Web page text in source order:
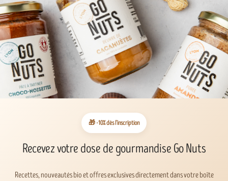
🎁 -10% dès l’inscription
Recevez votre dose de gourmandise Go Nuts
Recettes, nouveautés bio et offres exclusives directement dans votre boîte